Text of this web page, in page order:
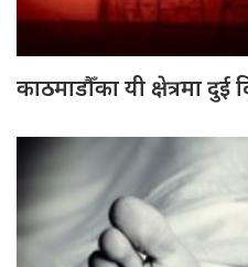
काठमाडौँका यी क्षेत्रमा दुई